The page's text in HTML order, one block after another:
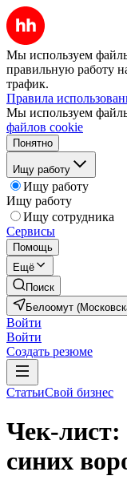
Мы используем
правильную работу
трафик.
Правила
Мы используем
файлов cookie
Понятно
Ищу работу
Ищу работу
Ищу работу
Ищу сотрудника
Сервисы
Помощь
Ещё
Поиск
Белоомут
Войти
Войти
Создать резюме
СтатьиСвой бизнес
Чек-лист:
синих